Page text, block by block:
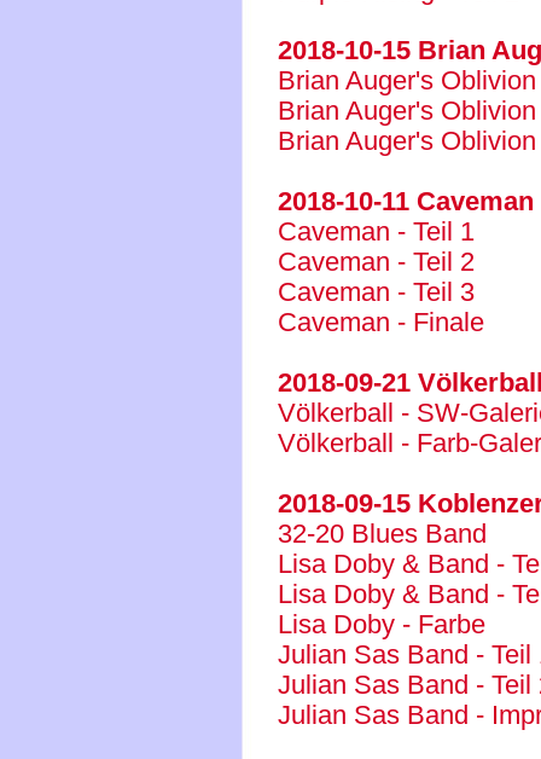
2018-10-15 Brian
Brian Auger's
Brian Auger's
Brian Auger's
2018-10-11 Caveman
Caveman - Teil 1
Caveman - Teil 2
Caveman - Teil 3
Caveman - Finale
2018-09-21
Völkerball - SW-
Völkerball - Farb-
2018-09-15
32-20 Blues Band
Lisa Doby & Band -
Lisa Doby & Band -
Lisa Doby - Farbe
Julian Sas Band - Teil
Julian Sas Band - Teil
Julian Sas Band -